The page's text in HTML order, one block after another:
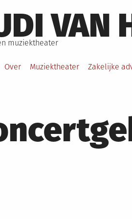
VAN
muziektheater
Over Muziektheater Zakelijke